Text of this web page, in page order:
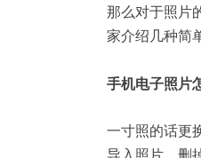
那么对于照片
家介绍几种简
手机电子照片
一寸照的话更
导入照片，删